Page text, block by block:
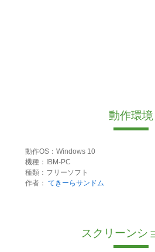
動作環境
動作OS：Windows 10
機種：IBM-PC
種類：フリーソフト
作者： てきーらサンドム
スクリーンシ